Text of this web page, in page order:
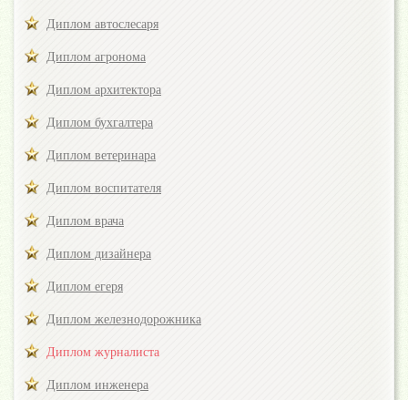
Диплом автослесаря
Диплом агронома
Диплом архитектора
Диплом бухгалтера
Диплом ветеринара
Диплом воспитателя
Диплом врача
Диплом дизайнера
Диплом егеря
Диплом железнодорожника
Диплом журналиста
Диплом инженера